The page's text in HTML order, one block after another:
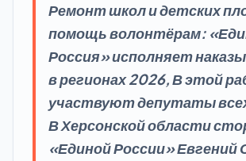
Ремонт школ и детских
помощь волонтёрам:
Россия» исполняет
в регионах 2026, В этой
участвуют депутаты
В Херсонской области
«Единой России» Евгений